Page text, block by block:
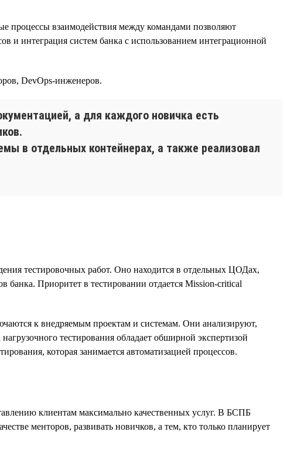
процессы взаимодействия между командами позволяют
и интеграция систем банка с использованием интеграционной
DevOps-инженеров.
а для каждого новичка есть
в отдельных контейнерах, а также реализовал
тестировочных работ. Оно находится в отдельных ЦОДах,
банка. Приоритет в тестировании отдается Mission-critical
к внедряемым проектам и системам. Они анализируют,
тестирования обладает обширной экспертизой
которая занимается автоматизацией процессов.
клиентам максимально качественных услуг. В БСПБ
менторов, развивать новичков, а тем, кто только планирует